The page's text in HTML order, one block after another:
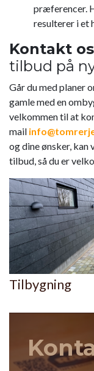
præferencer.
resulterer i et
Kontakt os
tilbud på
Går du med planer
gamle med en
velkommen til at
mail
og dine ønsker,
tilbud, så du er
Tilbygning